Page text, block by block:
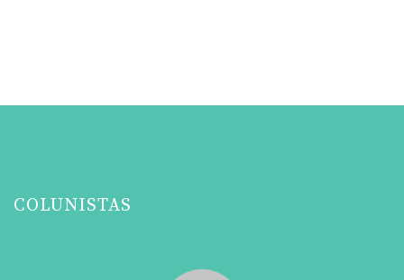
COLUNISTAS